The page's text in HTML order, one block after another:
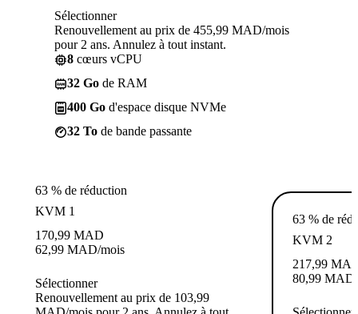
Sélectionner
Renouvellement au prix de 455,99 MAD/mois
pour 2 ans. Annulez à tout instant.
8 cœurs vCPU
32 Go de RAM
400 Go d'espace disque NVMe
32 To de bande passante
63 % de réduction
KVM 1
170,99 MAD
62,99 MAD/mois
Sélectionner
Renouvellement au prix de 103,99
63 % de
KVM 2
217,99
80,99 MAD